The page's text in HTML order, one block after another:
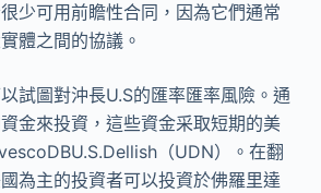
少可用前瞻性合同，因為它們通常
體之間的協議。
試圖對沖長U.S的匯率匯率風險。通
金來投資，這些資金采取短期的美
（UDN）。在翻
為主的投資者可以投資於佛羅里達